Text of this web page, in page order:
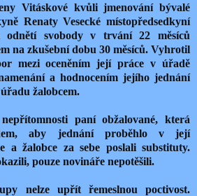
Vitáskové kvůli jmenování bývalé
Renaty Vesecké místopředsedkyní
svobody v trvání 22 měsíců
na zkušební dobu 30 měsíců. Vyhrotil
mezi oceněním její práce v úřadě
a hodnocením jejího jednání
žalobcem.
paní obžalované, která
aby jednání proběhlo v její
a žalobce za sebe poslali substituty.
pouze novináře nepotěšili.
nelze upřít řemeslnou poctivost.